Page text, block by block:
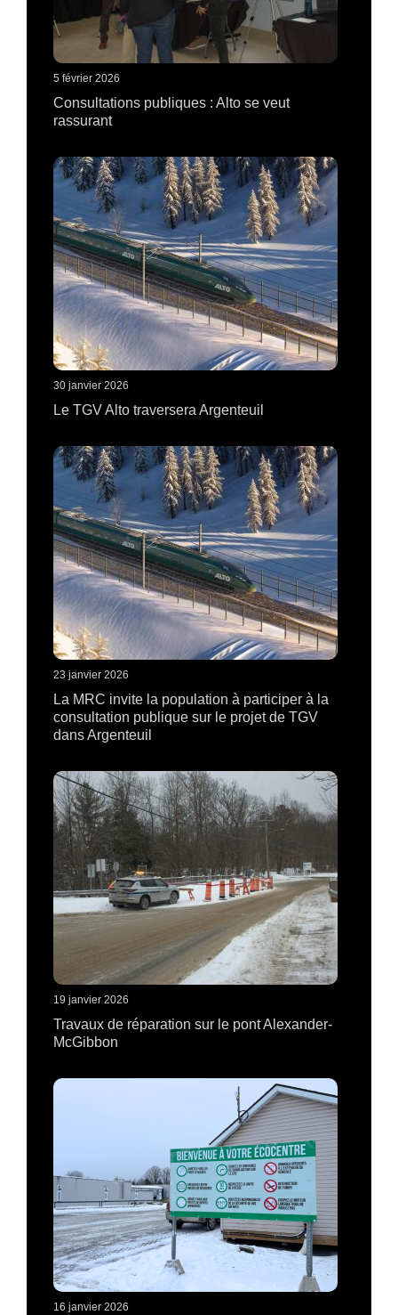
5 février 2026
Consultations publiques : Alto se veut
rassurant
30 janvier 2026
Le TGV Alto traversera Argenteuil
23 janvier 2026
La MRC invite la population à participer à la
consultation publique sur le projet de TGV
dans Argenteuil
19 janvier 2026
Travaux de réparation sur le pont Alexander-
McGibbon
16 janvier 2026